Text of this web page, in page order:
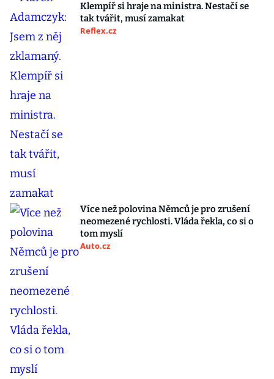
Klempíř si hraje na ministra. Nestačí se
tak tvářit, musí zamakat
Reflex.cz
Více než polovina Němců je pro zrušení
neomezené rychlosti. Vláda řekla, co si o
tom myslí
Auto.cz